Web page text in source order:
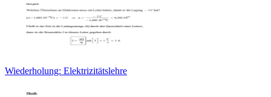
Wiederholung: Elektrizitätslehre